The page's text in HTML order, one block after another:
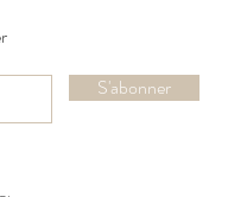
S'abonner